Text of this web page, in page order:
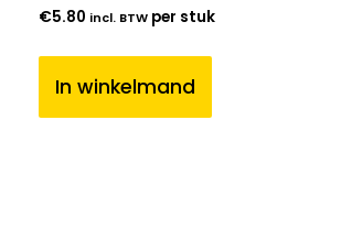
€5.80 incl. BTW per stuk
In winkelmand